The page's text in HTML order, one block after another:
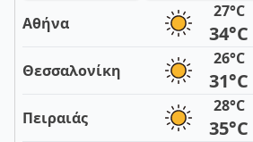
Αθήνα
27°C
34°C
Θεσσαλονίκη
26°C
31°C
Πειραιάς
28°C
35°C